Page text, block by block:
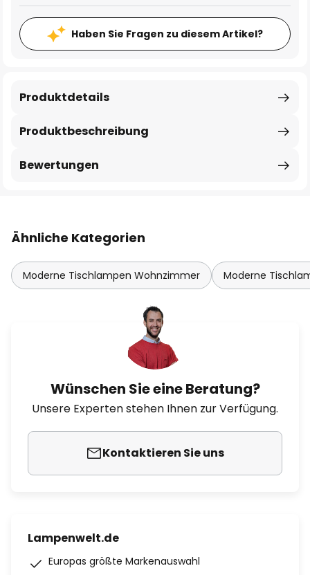
Haben Sie Fragen zu diesem Artikel?
Produktbeschreibung
Produktdetails
Bewertungen
Ähnliche Kategorien
Moderne Tischlampen Wohnzimmer Moderne
Wünschen Sie eine Beratung?
Unsere Experten stehen Ihnen zur Verfügung.
Kontaktieren Sie uns
Lampenwelt.de
Europas größte Markenauswahl